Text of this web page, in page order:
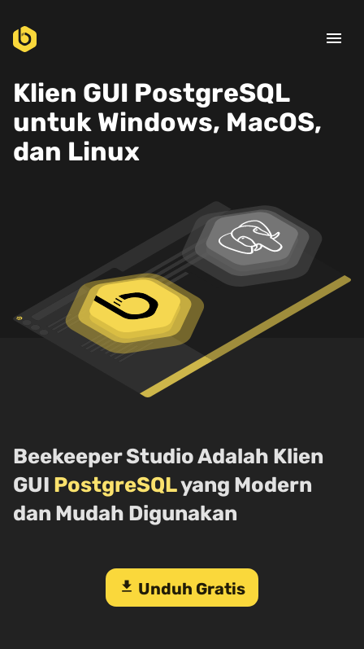
menu
Klien GUI PostgreSQL
untuk Windows, MacOS,
dan Linux
Beekeeper Studio Adalah Klien
GUI PostgreSQLyang Modern
dan Mudah Digunakan
download Unduh Gratis